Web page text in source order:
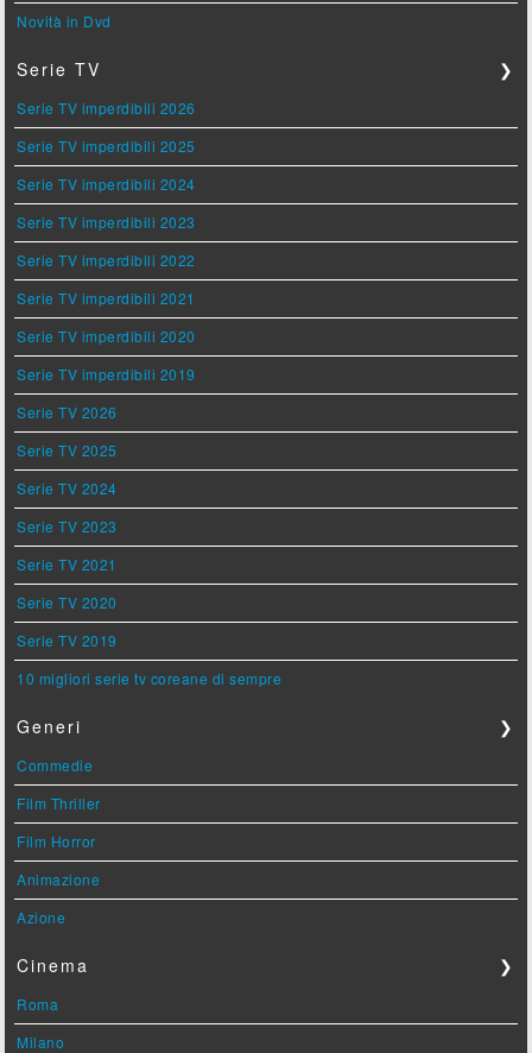
Novità in Dvd
Serie TV ❯
Serie TV imperdibili 2026
Serie TV imperdibili 2025
Serie TV imperdibili 2024
Serie TV imperdibili 2023
Serie TV imperdibili 2022
Serie TV imperdibili 2021
Serie TV imperdibili 2020
Serie TV imperdibili 2019
Serie TV 2026
Serie TV 2025
Serie TV 2024
Serie TV 2023
Serie TV 2021
Serie TV 2020
Serie TV 2019
10 migliori serie tv coreane di sempre
Generi ❯
Commedie
Film Thriller
Film Horror
Animazione
Azione
Cinema ❯
Roma
Milano